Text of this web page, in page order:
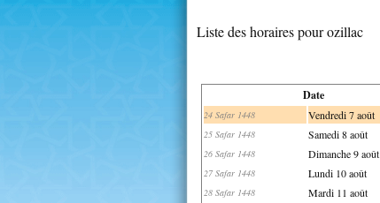
Liste des horaires pour ozillac
Date
24 Safar 1448 Vendredi 7 août
25 Safar 1448 Samedi 8 août
26 Safar 1448 Dimanche 9 août
27 Safar 1448 Lundi 10 août
28 Safar 1448 Mardi 11 août